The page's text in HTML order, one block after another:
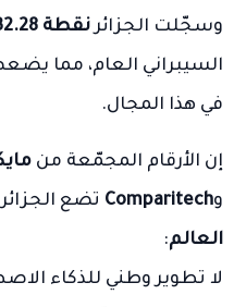
وسجّلت الجزائرنقطة 32.28 من أصل 100
السيبراني العام، مما
في هذا المجال.
إن الأرقام المجمّعة من
وComparitech تضع
العالم:
لا تطوير وطني للذكاء